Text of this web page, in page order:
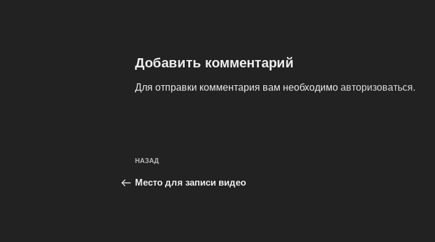
Добавить комментарий
Для отправки комментария вам необходимоавторизоваться.
Навигация
записям
Предыдущая
НАЗАД
Место для записи видео